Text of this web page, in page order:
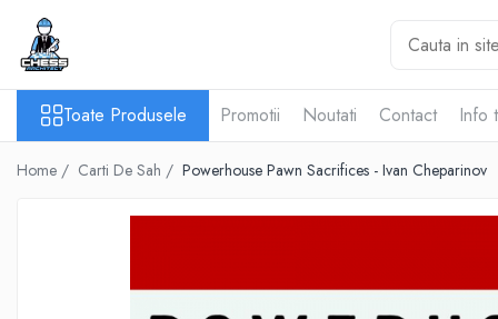
Toate Produsele
Materiale Șahiste
Accesorii tabla
Ceasuri Pentru Diverse Jocuri
Toate Produsele Promotii Noutati Contact Info
Home / Carti De Sah / Powerhouse Pawn Sacrifices - Ivan Cheparinov